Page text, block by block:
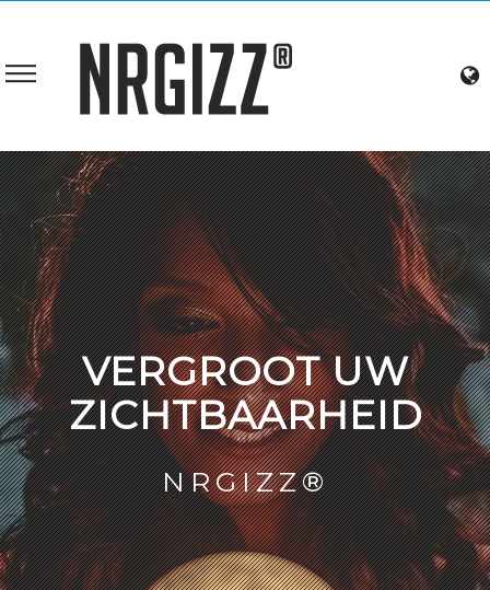
VERGROOT UW
ZICHTBAARHEID
NRGIZZ®